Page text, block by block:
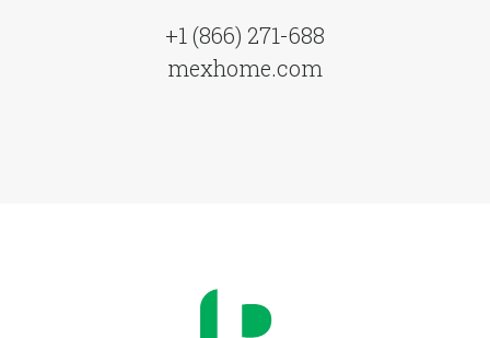
+1 (866) 271-688
mexhome.com